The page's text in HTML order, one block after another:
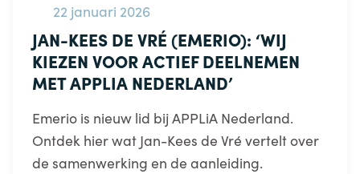
22 januari 2026
JAN-KEES DE VRÉ (EMERIO): ‘WIJ
KIEZEN VOOR ACTIEF DEELNEMEN
MET APPLIA NEDERLAND’
Emerio is nieuw lid bij APPLiA Nederland.
Ontdek hier wat Jan-Kees de Vré vertelt over
de samenwerking en de aanleiding.